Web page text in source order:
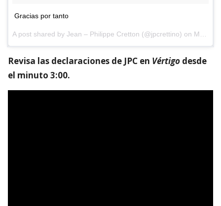
Gracias por tanto
A post shared by Jean – Philippe Cretton (@jpcrettino) on May 18, 2018 at 11:23am PDT
Revisa las declaraciones de JPC en Vértigo desde
el minuto 3:00.